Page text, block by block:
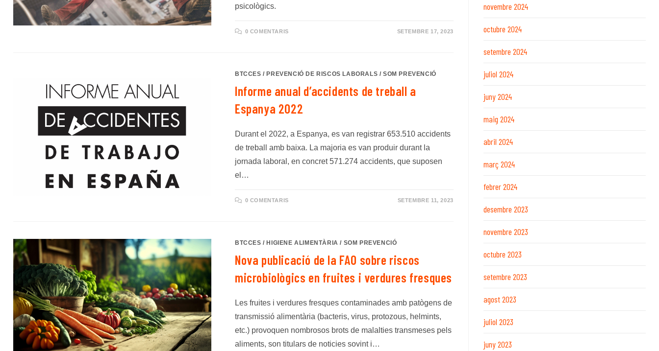
psicològics.
0 COMENTARIS SETEMBRE 17, 2023
BTCCES /PREVENCIÓ DE RISCOS LABORALS /SOM PREVENCIÓ
Informe anual d’accidents de treball a
Espanya 2022
Durant el 2022, a Espanya, es van registrar 653.510 accidents
de treball amb baixa. La majoria es van produir durant la
jornada laboral, en concret 571.274 accidents, que suposen
el…
0 COMENTARIS SETEMBRE 11, 2023
BTCCES /HIGIENE ALIMENTÀRIA / SOM PREVENCIÓ
Nova publicació de la FAO sobre riscos
microbiològics en fruites i verdures fresques
Les fruites i verdures fresques contaminades amb patògens de
transmissió alimentària (bacteris, virus, protozous, helmints,
etc.) provoquen nombrosos brots de malalties transmeses pels
aliments, son titulars de noticies sovint i…
novembre 2024
octubre 2024
setembre 2024
juliol 2024
juny 2024
maig 2024
abril 2024
març 2024
febrer 2024
desembre 2023
novembre 2023
octubre 2023
setembre 2023
agost 2023
juliol 2023
juny 2023